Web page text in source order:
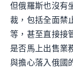
但俄羅斯也沒有
裁，包括全面禁
等，甚至直接接
是否馬上出售業
與擔心落入俄國